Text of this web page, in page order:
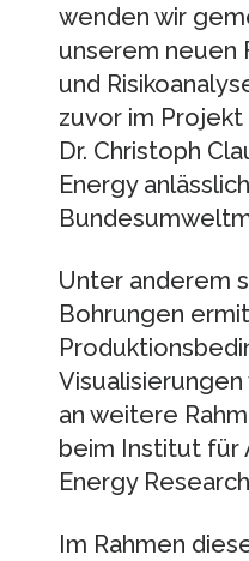
wenden wir
unserem neuen
und
zuvor im
Dr. Christoph
Energy
Unter anderem
Bohrungen
an weitere
beim Institut für
Energy
Im Rahmen